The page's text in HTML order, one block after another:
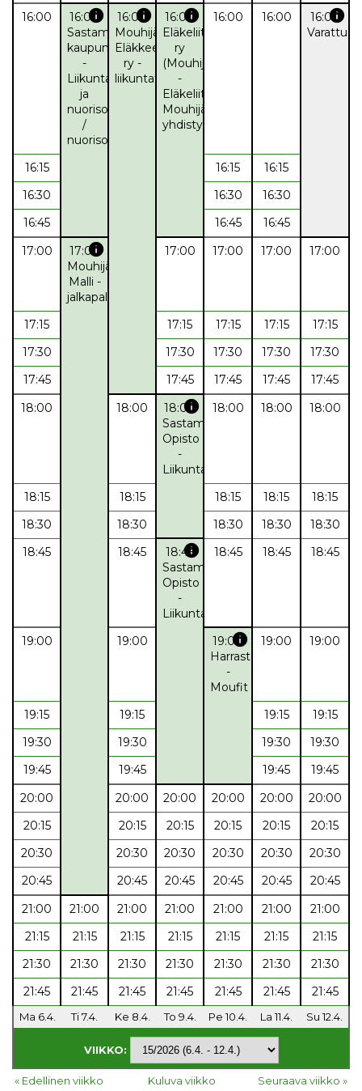
16:00
16:00info
Sastamalan
kaupunki
-
Liikunta-
ja
nuorisopalvelut
/
nuorisotilatoiminta
16:00info
Mouhijärven
Eläkkeensaajat
ry -
liikuntatoiminta
16:00info
Eläkeliitto
ry
(Mouhijärvi)
-
Eläkeliitto
Mouhijärven
yhdistys
16:00 16:00 16:00info
Varattu
16:15 16:15
16:15
16:30
16:30
16:30
16:45
16:45
16:45
17:00
17:00info
Mouhijärven
Malli -
jalkapallo
17:00 17:00 17:00 17:00
17:15 17:15 17:15 17:15
17:15
17:30
17:30 17:30 17:30
17:30
17:45
17:45 17:45 17:45
17:45
18:00
18:00 18:00info
Sastamalan
Opisto
-
Liikuntaryhmä
18:00 18:00 18:00
18:15 18:15 18:15 18:15
18:15
18:30
18:30 18:30 18:30
18:30
18:45
18:45 18:45info
Sastamalan
Opisto
-
Liikuntaryhmä
18:45 18:45 18:45
19:00 19:00 19:00info
Harrasteryhmä
-
Moufit
19:00 19:00
19:15 19:15 19:15
19:15
19:30
19:30 19:30
19:30
19:45
19:45 19:45
19:45
20:00
20:00 20:00 20:00 20:00
20:00
20:15
20:15 20:15 20:15 20:15
20:15
20:30
20:30 20:30 20:30 20:30
20:30
20:45
20:45 20:45 20:45 20:45
20:45
21:00
21:00 21:00 21:00 21:00 21:00
21:00
21:15
21:15 21:15 21:15 21:15 21:15
21:15
21:30
21:30 21:30 21:30 21:30 21:30
21:30
21:45
21:45 21:45 21:45 21:45 21:45 21:45
Ma 6.4. Ti 7.4. Ke 8.4. To 9.4. Pe 10.4. La 11.4. Su 12.4.
VIIKKO:
« Edellinen viikko Kuluva viikko Seuraava viikko »